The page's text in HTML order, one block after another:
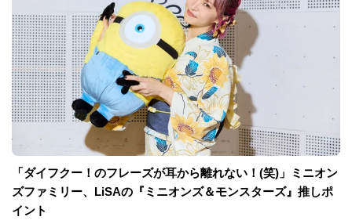
「ダイフクー！のフレーズが耳から離れない！(笑)」ミニオン
ズファミリー、LiSAの『ミニオンズ＆モンスターズ』推しポ
イント